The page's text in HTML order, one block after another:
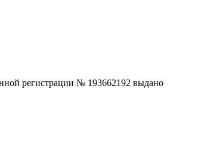
регистрации № 193662192 выдано